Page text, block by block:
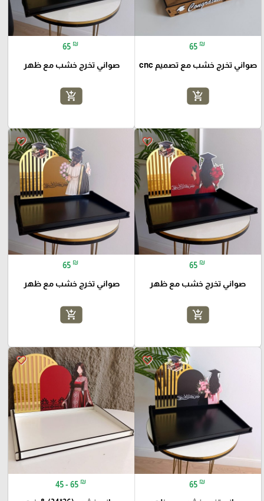
65 ₪
صواني تخرج خشب مع تصميم cnc
add_shopping_cart
65 ₪
صواني تخرج خشب مع ظهر
add_shopping_cart
favorite_border
65 ₪
صواني تخرج خشب مع ظهر
add_shopping_cart
favorite_border
65 ₪
صواني تخرج خشب مع ظهر
add_shopping_cart
favorite_border
65 ₪
favorite_border
45 - 65 ₪